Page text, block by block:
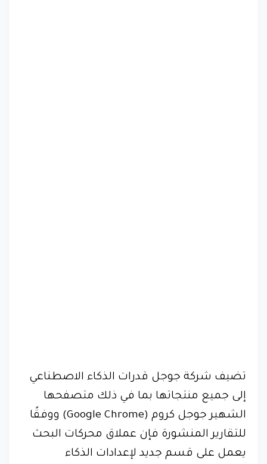
تضيف شركة جوجل قدرات الذكاء الاصطناعي
إلى جميع منتجاتها بما في ذلك متصفحها
الشهير جوجل كروم (Google Chrome) ووفقًا
للتقارير المنشورة فإن عملاق محركات البحث
يعمل على قسم جديد لإعدادات الذكاء